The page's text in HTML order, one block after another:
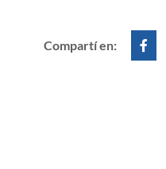
Compartí en: